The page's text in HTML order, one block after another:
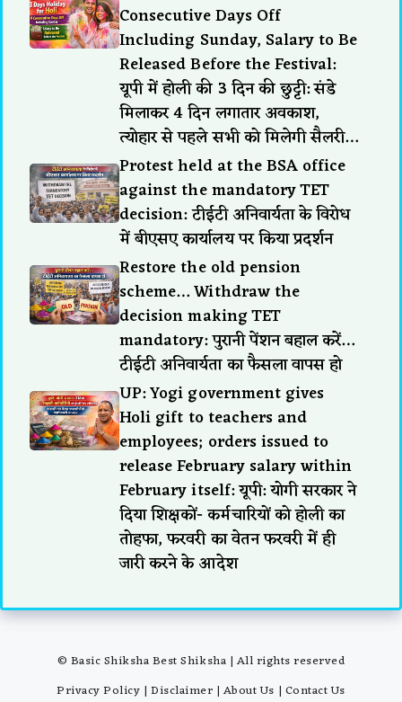
Consecutive Days Off
Including Sunday, Salary to Be
Released Before the Festival:
यूपी में होली की 3 दिन की छुट्टी: संडे
मिलाकर 4 दिन लगातार अवकाश,
त्योहार से पहले सभी को मिलेगी सैलरी…
Protest held at the BSA office
against the mandatory TET
decision: टीईटी अनिवार्यता के विरोध
में बीएसए कार्यालय पर किया प्रदर्शन
Restore the old pension
scheme… Withdraw the
decision making TET
mandatory: पुरानी पेंशन बहाल करें…
टीईटी अनिवार्यता का फैसला वापस हो
UP: Yogi government gives
Holi gift to teachers and
employees; orders issued to
release February salary within
February itself: यूपी: योगी सरकार ने
दिया शिक्षकों- कर्मचारियों को होली का
तोहफा, फरवरी का वेतन फरवरी में ही
जारी करने के आदेश
© Basic Shiksha Best Shiksha | All rights reserved
Privacy Policy |Disclaimer | About Us | Contact Us